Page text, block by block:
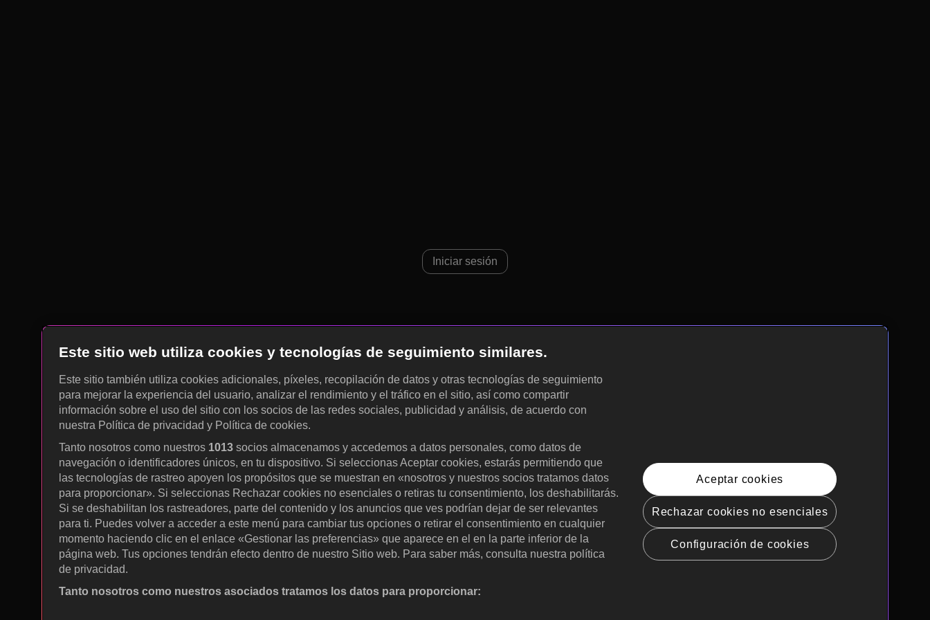
Iniciar sesión
Este sitio web utiliza cookies y tecnologías de seguimiento similares.
Este sitio también utiliza cookies adicionales, píxeles, recopilación de datos y otras tecnologías de seguimiento
para mejorar la experiencia del usuario, analizar el rendimiento y el tráfico en el sitio, así como compartir
información sobre el uso del sitio con los socios de las redes sociales, publicidad y análisis, de acuerdo con
nuestra Política de privacidad y Política de cookies.
Tanto nosotros como nuestros 1013 socios almacenamos y accedemos a datos personales, como datos de
navegación o identificadores únicos, en tu dispositivo. Si seleccionas Aceptar cookies, estarás permitiendo que
las tecnologías de rastreo apoyen los propósitos que se muestran en «nosotros y nuestros socios tratamos datos
para proporcionar». Si seleccionas Rechazar cookies no esenciales o retiras tu consentimiento, los deshabilitarás.
Si se deshabilitan los rastreadores, parte del contenido y los anuncios que ves podrían dejar de ser relevantes
para ti. Puedes volver a acceder a este menú para cambiar tus opciones o retirar el consentimiento en cualquier
momento haciendo clic en el enlace «Gestionar las preferencias» que aparece en el en la parte inferior de la
página web. Tus opciones tendrán efecto dentro de nuestro Sitio web. Para saber más, consulta nuestra política
de privacidad.
Tanto nosotros como nuestros asociados tratamos los datos para proporcionar:
Aceptar cookies
Rechazar cookies no esenciales
Configuración de cookies